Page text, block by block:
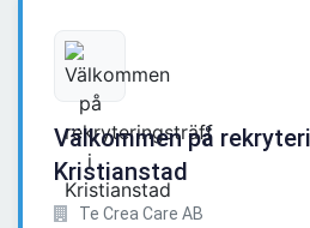
Välkommen på
Kristianstad
Te Crea Care AB